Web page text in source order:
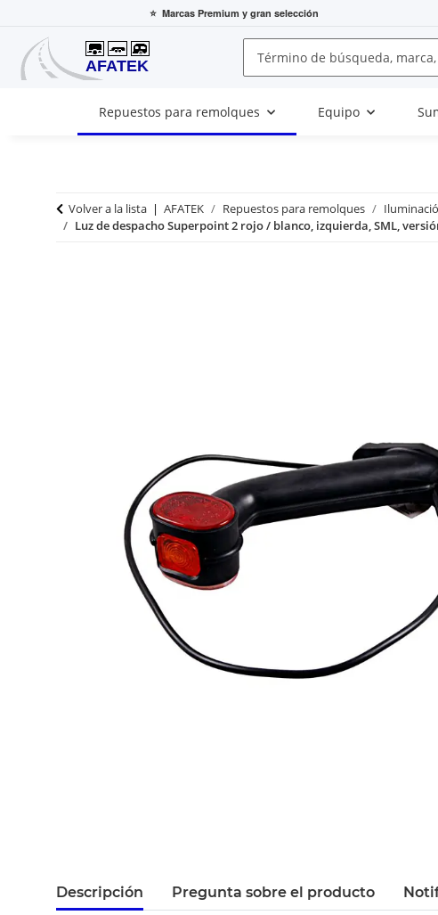
⭐ Marcas Premium y gran selección
Repuestos para remolques Equipo
Volver a la lista AFATEK Repuestos para remolques
Luz de despacho Superpoint 2 rojo / blanco, izquierda, SML,
Descripción Pregunta sobre el producto